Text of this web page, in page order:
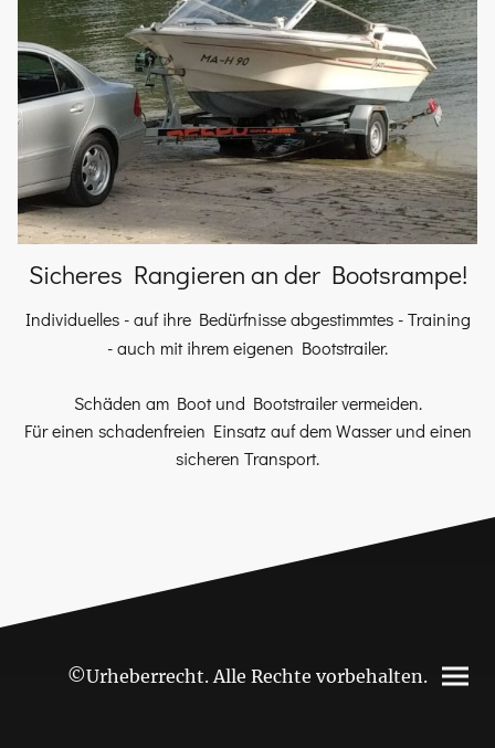
Sicheres Rangieren an der Bootsrampe!
Individuelles - auf ihre Bedürfnisse abgestimmtes - Training
- auch mit ihrem eigenen Bootstrailer.
Schäden am Boot und Bootstrailer vermeiden.
Für einen schadenfreien Einsatz auf dem Wasser und einen
sicheren Transport.
©Urheberrecht. Alle Rechte vorbehalten.